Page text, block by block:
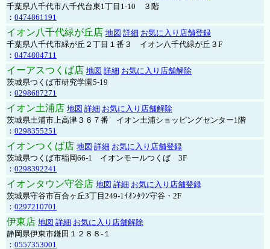
千葉県八千代市八千代台東1丁目1-10 ３階
： 0474861191
イオン八千代緑が丘店 地図 詳細 お気に入り店舗登録
千葉県八千代市緑が丘２丁目１番３ イオン八千代緑が丘３F
： 0474804711
イーアスつくば店 地図 詳細 お気に入り店舗解除
茨城県つくば市研究学園5-19
： 0298687271
イオン土浦店 地図 詳細 お気に入り店舗解除
茨城県土浦市上高津３６７番 イオン土浦ショッピングセンター1階
： 0298355251
イオンつくば店 地図 詳細 お気に入り店舗登録
茨城県つくば市稲岡66-1 イオンモールつくば 3F
： 0298392241
イオンタウン守谷店 地図 詳細 お気に入り店舗登録
茨城県守谷市百合ヶ丘3丁目249-1ｲｵﾝﾀｳﾝ守谷・2F
： 0297210701
伊東店 地図 詳細 お気に入り店舗解除
静岡県伊東市鎌田１２８８-１
： 0557353001